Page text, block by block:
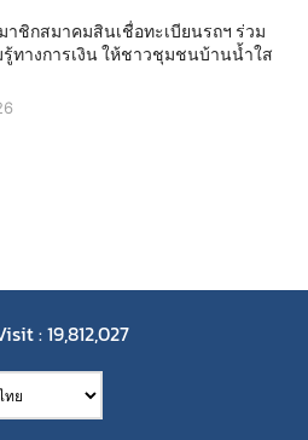
าชิกสมาคมสินเชื่อทะเบียนรถฯ ร่วม
รู้ทางการเงิน ให้ชาวชุมชนบ้านน้ำใส
: 19,812,027